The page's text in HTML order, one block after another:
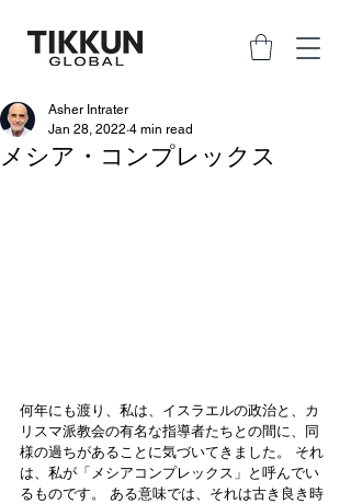
メシア・コンプレックス
Asher Intrater
Jan 28, 2022 4 min read
何年にも渡り、私は、イスラエルの政治と、カ
リスマ派教会の有名な指導者たちとの間に、同
様の過ちがあることに気づいてきました。 それ
は、私が「メシアコンプレックス」と呼んでい
るものです。 ある意味では、それは古き良き時